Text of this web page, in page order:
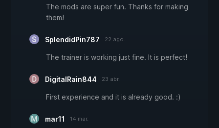
The mods are super fun. Thanks for making
them!
SplendidPin787 22 ago.
The trainer is working just fine. It is perfect!
DigitalRain844 23 abr.
First experience and it is already good. :)
mar11 14 mar.